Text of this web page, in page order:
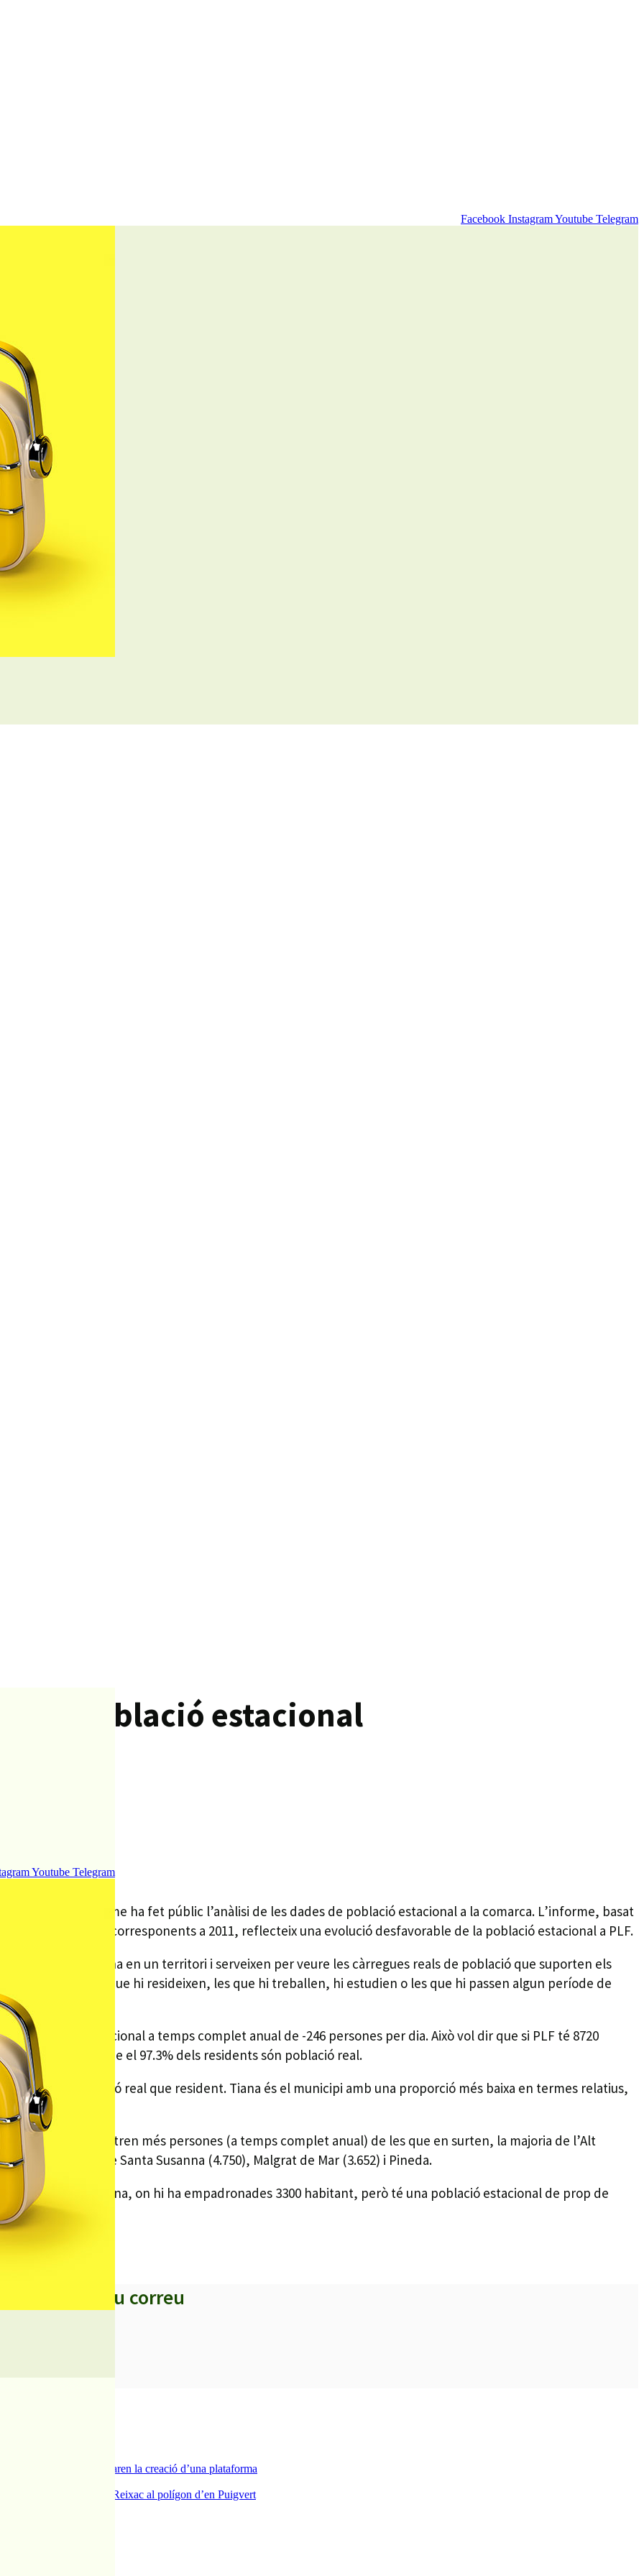
Facebook InstagramYoutube Telegram
Youtube Telegram
de població estacional
del Maresme ha fet públic l’anàlisi de les dades de població estacional a la comarca. L’informe, basat
de Catalunya, corresponents a 2011, reflecteix una evolució desfavorable de la població estacional a PLF.
persones que hi ha en un territori i serveixen per veure les càrregues reals de població que suporten els
les persones que hi resideixen, les que hi treballen, hi estudien o les que hi passen algun període de
una població estacional a temps complet anual de -246 persones per dia. Això vol dir que si PLF té 8720
Això vol dir que el 97.3% dels residents són població real.
amb menys població real que resident. Tiana és el municipi amb una proporció més baixa en termes relatius,
és a dir, que hi entren més persones (a temps complet anual) de les que en surten, la majoria de l’Alt
seguida de Santa Susanna (4.750), Malgrat de Mar (3.652) i Pineda.
és Sta Susanna, on hi ha empadronades 3300 habitant, però té una població estacional de prop de
titulars al teu correu
carrer Passada i preparen la creació d’una plataforma
del pont de la riera de Reixac al polígon d’en Puigvert
Baltasar
dies de festa i tradició